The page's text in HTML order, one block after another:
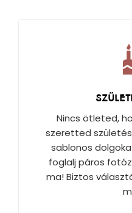
Nincs ötleted,
szeretted
sablonos
foglalj páros
ma! Biztos